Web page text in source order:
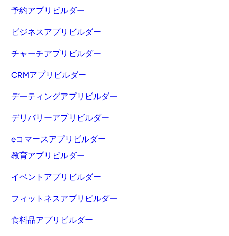
予約アプリビルダー
ビジネスアプリビルダー
チャーチアプリビルダー
CRMアプリビルダー
デーティングアプリビルダー
デリバリーアプリビルダー
eコマースアプリビルダー
教育アプリビルダー
イベントアプリビルダー
フィットネスアプリビルダー
食料品アプリビルダー